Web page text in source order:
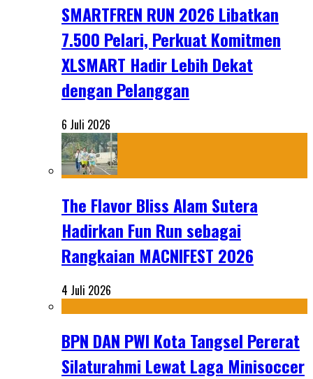
SMARTFREN RUN 2026 Libatkan
7.500 Pelari, Perkuat Komitmen
XLSMART Hadir Lebih Dekat
dengan Pelanggan
6 Juli 2026
The Flavor Bliss Alam Sutera
Hadirkan Fun Run sebagai
Rangkaian MACNIFEST 2026
4 Juli 2026
BPN DAN PWI Kota Tangsel Pererat
Silaturahmi Lewat Laga Minisoccer